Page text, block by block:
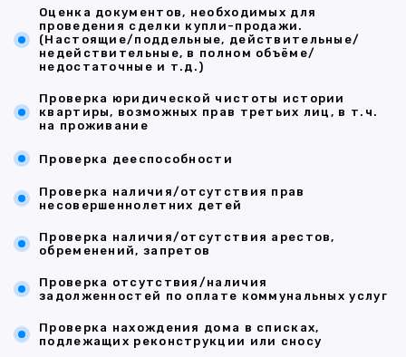
Оценка документов, необходимых для
проведения сделки купли-продажи.
(Настоящие/поддельные, действительные/
недействительные, в полном объёме/
недостаточные и т.д.)
Проверка юридической чистоты истории
квартиры, возможных прав третьих лиц, в т.ч.
на проживание
Проверка дееспособности
Проверка наличия/отсутствия прав
несовершеннолетних детей
Проверка наличия/отсутствия арестов,
обременений, запретов
Проверка отсутствия/наличия
задолженностей по оплате коммунальных услуг
Проверка нахождения дома в списках,
подлежащих реконструкции или сносу